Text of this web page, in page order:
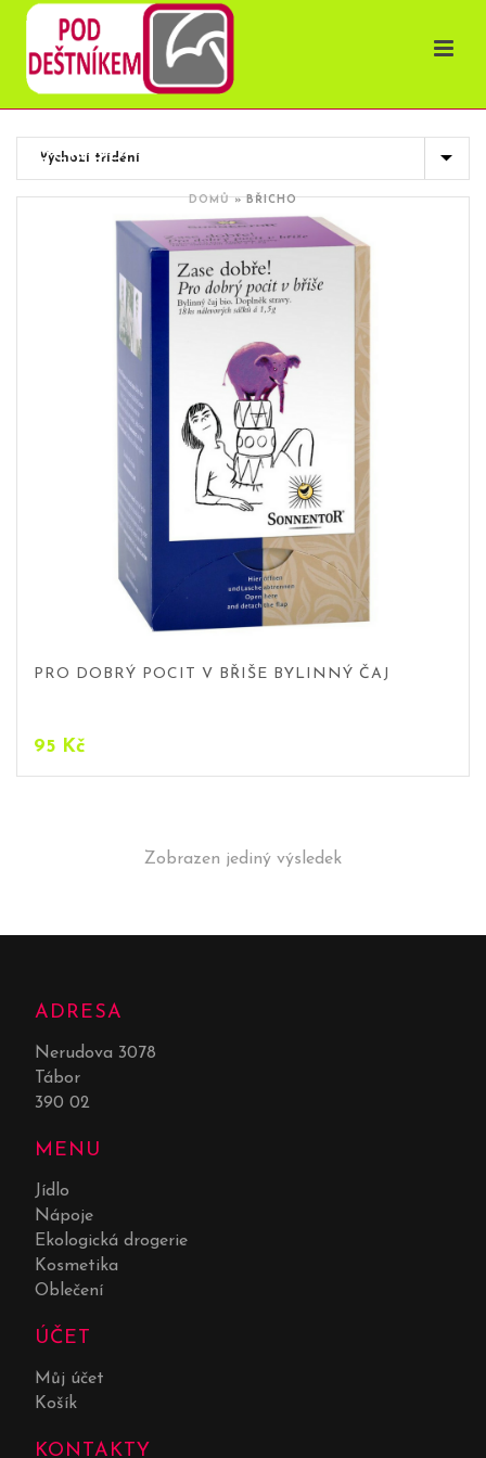
OBCHOD
DOMŮ»BŘICHO
PRO DOBRÝ POCIT V BŘIŠE BYLINNÝ ČAJ
95 Kč
Zobrazen jediný výsledek
ADRESA
Nerudova 3078
Tábor
390 02
MENU
Jídlo
Nápoje
Ekologická drogerie
Kosmetika
Oblečení
ÚČET
Můj účet
Košík
KONTAKTY